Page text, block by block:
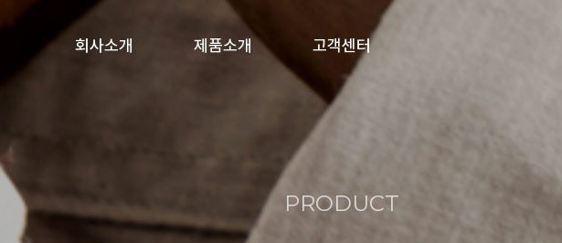
회사소개 제품소개
의류수거함
고객센터
공지사항
PRODUCT